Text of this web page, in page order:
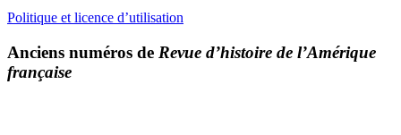
Politique et licence d’utilisation
Anciens numéros de Revue d’histoire de l’Amérique
française